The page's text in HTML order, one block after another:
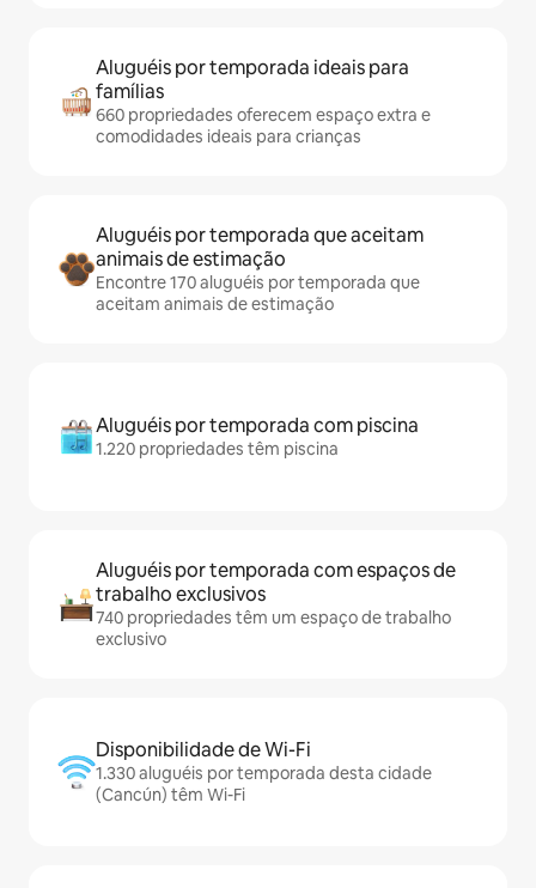
Aluguéis por temporada ideais para
famílias
660 propriedades oferecem espaço extra e
comodidades ideais para crianças
Aluguéis por temporada que aceitam
animais de estimação
Encontre 170 aluguéis por temporada que
aceitam animais de estimação
Aluguéis por temporada com piscina
1.220 propriedades têm piscina
Aluguéis por temporada com espaços de
trabalho exclusivos
740 propriedades têm um espaço de trabalho
exclusivo
Disponibilidade de Wi-Fi
1.330 aluguéis por temporada desta cidade
(Cancún) têm Wi-Fi